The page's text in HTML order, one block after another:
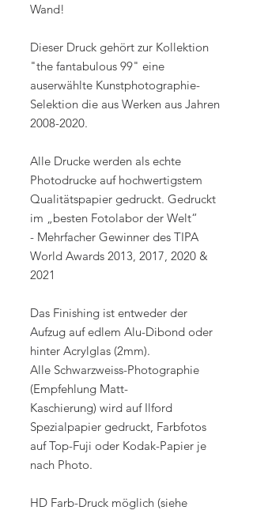
Wand!
Dieser Druck gehört zur Kollektion
"the fantabulous 99" eine
auserwählte Kunstphotographie-
Selektion die aus Werken aus Jahren
2008-2020.
Alle Drucke werden als echte
Photodrucke auf hochwertigstem
Qualitätspapier gedruckt. Gedruckt
im „besten Fotolabor der Welt“
- Mehrfacher Gewinner des TIPA
World Awards 2013, 2017, 2020 &
2021
Das Finishing ist entweder der
Aufzug auf edlem Alu-Dibond oder
hinter Acrylglas (2mm).
Alle Schwarzweiss-Photographie
(Empfehlung Matt-
Kaschierung) wird auf Ilford
Spezialpapier gedruckt, Farbfotos
auf Top-Fuji oder Kodak-Papier je
nach Photo.
HD Farb-Druck möglich (siehe